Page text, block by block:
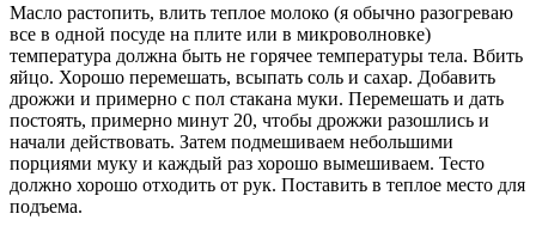
Масло растопить, влить теплое молоко (я обычно разогреваю
все в одной посуде на плите или в микроволновке)
температура должна быть не горячее температуры тела. Вбить
яйцо. Хорошо перемешать, всыпать соль и сахар. Добавить
дрожжи и примерно с пол стакана муки. Перемешать и дать
постоять, примерно минут 20, чтобы дрожжи разошлись и
начали действовать. Затем подмешиваем небольшими
порциями муку и каждый раз хорошо вымешиваем. Тесто
должно хорошо отходить от рук. Поставить в теплое место для
подъема.